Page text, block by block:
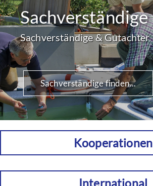
Sachverständige
Sachverständige & Gutachter
Sachverständige finden...
Kooperationen
International